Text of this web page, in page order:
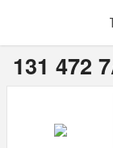
131 472